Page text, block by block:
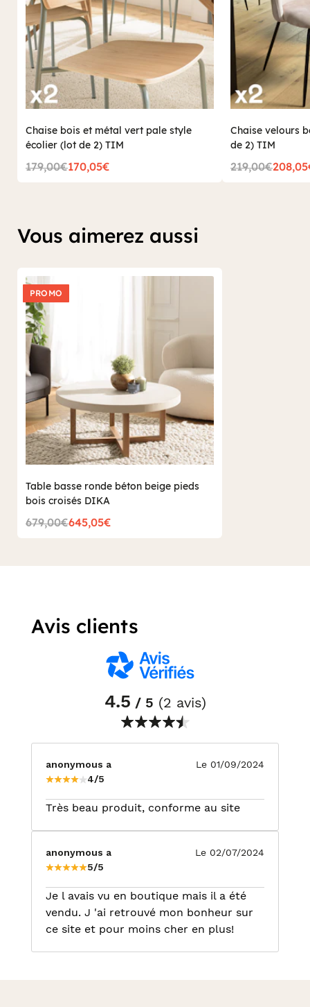
Chaise bois et métal vert pale style
écolier (lot de 2) TIM
179,00€170,05€
Chaise velours
de 2) TIM
219,00€
Vous aimerez aussi
PROMO
Table basse ronde béton beige pieds
bois croisés DIKA
679,00€645,05€
Avis clients
4.5 / 5 (2 avis)
anonymous a
4/5
Le 01/09/2024
Très beau produit, conforme au site
anonymous a
5/5
Le 02/07/2024
Je l avais vu en boutique mais il a été
vendu. J 'ai retrouvé mon bonheur sur
ce site et pour moins cher en plus!